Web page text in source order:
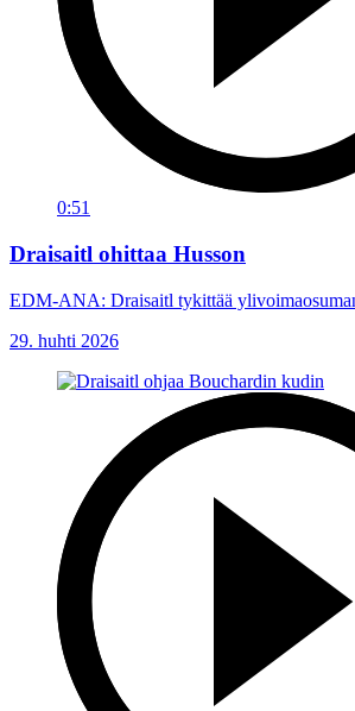
0:51
Draisaitl ohittaa Husson
EDM-ANA: Draisaitl tykittää ylivoimaosuman
29. huhti 2026